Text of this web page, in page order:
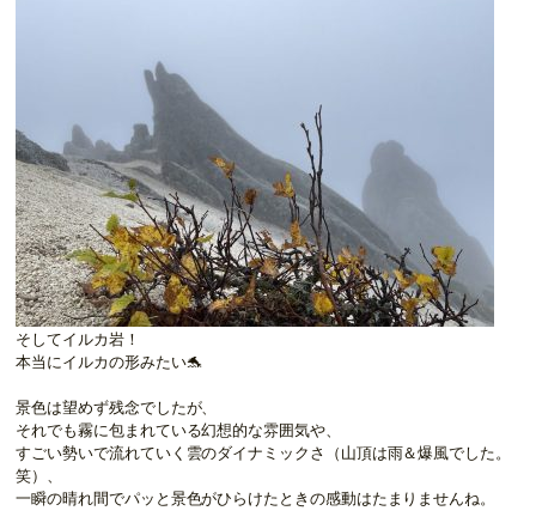
そしてイルカ岩！
本当にイルカの形みたい🐬
景色は望めず残念でしたが、
それでも霧に包まれている幻想的な雰囲気や、
すごい勢いで流れていく雲のダイナミックさ（山頂は雨＆爆風でした。
笑）、
一瞬の晴れ間でパッと景色がひらけたときの感動はたまりませんね。